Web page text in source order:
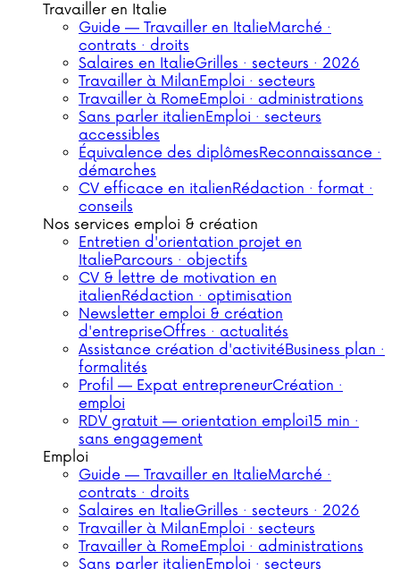
Travailler en Italie
Guide — Travailler en ItalieMarché ·
contrats · droits
Salaires en ItalieGrilles · secteurs · 2026
Travailler à MilanEmploi · secteurs
Travailler à RomeEmploi · administrations
Sans parler italienEmploi · secteurs
accessibles
Équivalence des diplômesReconnaissance ·
démarches
CV efficace en italienRédaction · format ·
conseils
Nos services emploi & création
Entretien d'orientation projet en
ItalieParcours · objectifs
CV & lettre de motivation en
italienRédaction · optimisation
Newsletter emploi & création
d'entrepriseOffres · actualités
Assistance création d'activitéBusiness plan ·
formalités
Profil — Expat entrepreneurCréation ·
emploi
RDV gratuit — orientation emploi15 min ·
sans engagement
Emploi
Guide — Travailler en ItalieMarché ·
contrats · droits
Salaires en ItalieGrilles · secteurs · 2026
Travailler à MilanEmploi · secteurs
Travailler à RomeEmploi · administrations
Sans parler italienEmploi · secteurs